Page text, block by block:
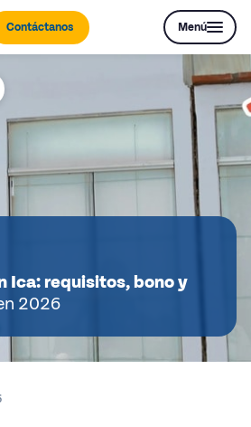
Contáctanos Menú
Ica: requisitos, bono y
2026